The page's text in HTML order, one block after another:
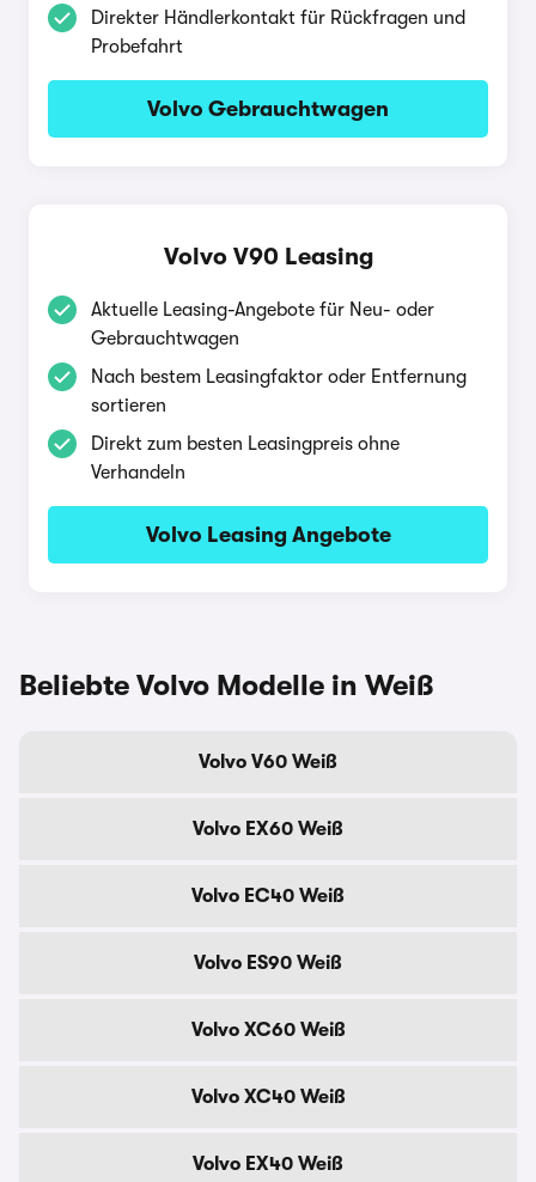
Direkter Händlerkontakt für Rückfragen und
Probefahrt
Volvo Gebrauchtwagen
Volvo V90 Leasing
Aktuelle Leasing-Angebote für Neu- oder
Gebrauchtwagen
Nach bestem Leasingfaktor oder Entfernung
sortieren
Direkt zum besten Leasingpreis ohne
Verhandeln
Volvo Leasing Angebote
Beliebte Volvo Modelle in Weiß
Volvo V60 Weiß
Volvo EX60 Weiß
Volvo EC40 Weiß
Volvo ES90 Weiß
Volvo XC60 Weiß
Volvo XC40 Weiß
Volvo EX40 Weiß